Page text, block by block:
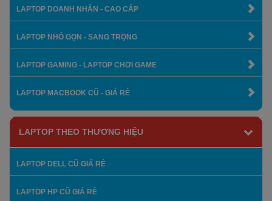
LAPTOP DOANH NHÂN - CAO CẤP
LAPTOP NHỎ GỌN - SANG TRỌNG
LAPTOP GAMING - LAPTOP CHƠI GAME
LAPTOP MACBOOK CŨ - GIÁ RẺ
LAPTOP THEO THƯƠNG HIỆU
LAPTOP DELL CŨ GIÁ RẺ
LAPTOP HP CŨ GIÁ RẺ